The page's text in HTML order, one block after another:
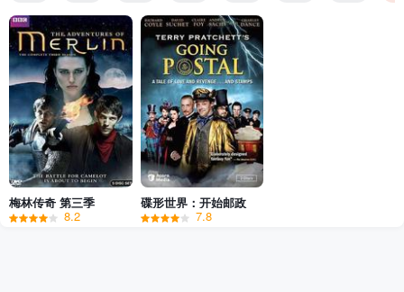
梅林传奇 第三季
8.2
碟形世界：开始邮政
7.8